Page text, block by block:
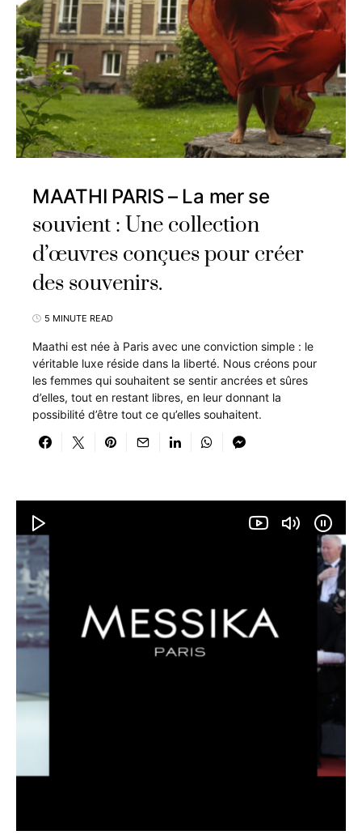
MAATHI PARIS – La mer se
souvient : Une collection
d’œuvres conçues pour créer
des souvenirs.
5 MINUTE READ
Maathi est née à Paris avec une conviction simple : le
véritable luxe réside dans la liberté. Nous créons pour
les femmes qui souhaitent se sentir ancrées et sûres
d’elles, tout en restant libres, en leur donnant la
possibilité d’être tout ce qu’elles souhaitent.